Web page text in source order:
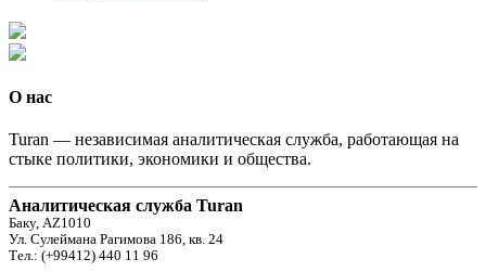
О нас
Turan — независимая аналитическая служба, работающая на
стыке политики, экономики и общества.
Аналитическая служба Turan
Баку, AZ1010
Ул. Сулеймана Рагимова 186, кв. 24
Тел.: (+99412) 440 11 96